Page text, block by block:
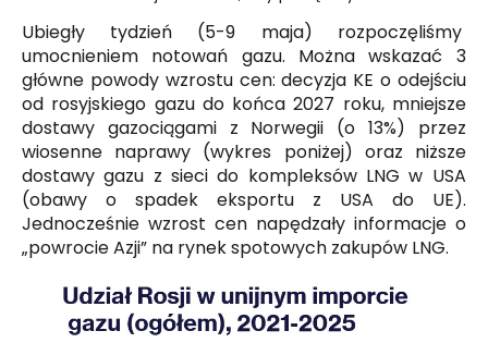
Ubiegły tydzień (5-9 maja) rozpoczęliśmy
umocnieniem notowań gazu. Można wskazać 3
główne powody wzrostu cen: decyzja KE o odejściu
od rosyjskiego gazu do końca 2027 roku, mniejsze
dostawy gazociągami z Norwegii (o 13%) przez
wiosenne naprawy (wykres poniżej) oraz niższe
dostawy gazu z sieci do kompleksów LNG w USA
(obawy o spadek eksportu z USA do UE).
Jednocześnie wzrost cen napędzały informacje o
„powrocie Azji” na rynek spotowych zakupów LNG.